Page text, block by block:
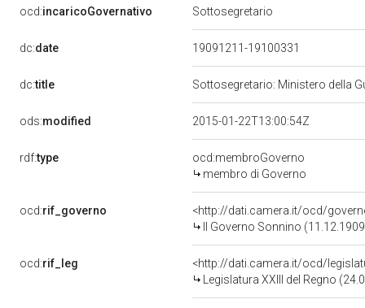
ocd:incaricoGovernativo Sottosegretario
dc:date 19091211-19100331
dc:title Sottosegretario: Ministero della
ods:modified 2015-01-22T13:00:54Z
rdf:type
ocd:membroGoverno
membro di Governo
ocd:rif_governo
<http://dati.camera.it/ocd/
II Governo Sonnino
ocd:rif_leg
<http://dati.camera.it/ocd/
Legislatura XXIII del Regno